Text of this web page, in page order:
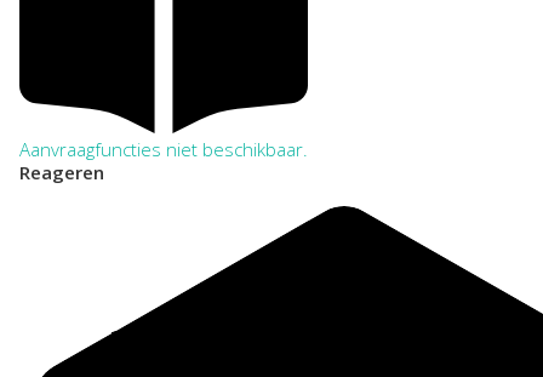
Aanvraagfuncties niet beschikbaar.
Reageren